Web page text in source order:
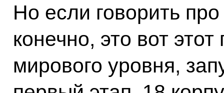
Но если говорить
конечно, это вот
мирового уровня,